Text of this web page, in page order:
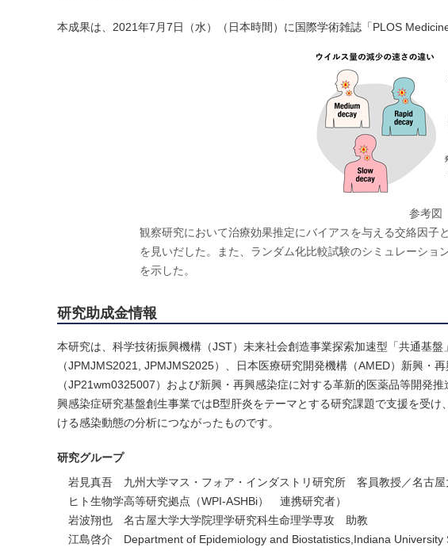
本成果は、2021年7月7日（水）（日本時間）に国際学術雑誌「PLOS
参考図
観察研究において治療効果推定にバイアスを与える交絡因子
を見いだした。また、ランダム化比較試験のシミュレーショ
を示した。
研究助成金情報
本研究は、科学技術振興機構（JST）未来社会創造事業探索加速型「共通基
（JPMJMS2021, JPMJMS2025）、日本医療研究開発機構（AMED）新興・
（JP21wm0325007）および新興・再興感染症に対する革新的医薬品等開発
興感染症研究基盤創生事業ではB型肝炎をテーマとする研究課題で支援を受
ける感染動態の分析につながったものです。
研究グループ
岩見真吾 九州大学マス・フォア・インダストリ研究所 客員教授／名古
ヒト生物学高等研究拠点（WPI-ASHBi） 連携研究者）
岩波翔也 名古屋大学大学院理学研究科生命理学専攻 助教
江島啓介 Department of Epidemiology and Biostatistics,Indiana